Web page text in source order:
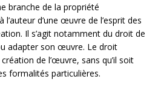
branche de la propriété
d’une œuvre de l’esprit des
Il s’agit notamment du droit de
adapter son œuvre. Le droit
création de l’œuvre, sans qu’il soit
formalités particulières.